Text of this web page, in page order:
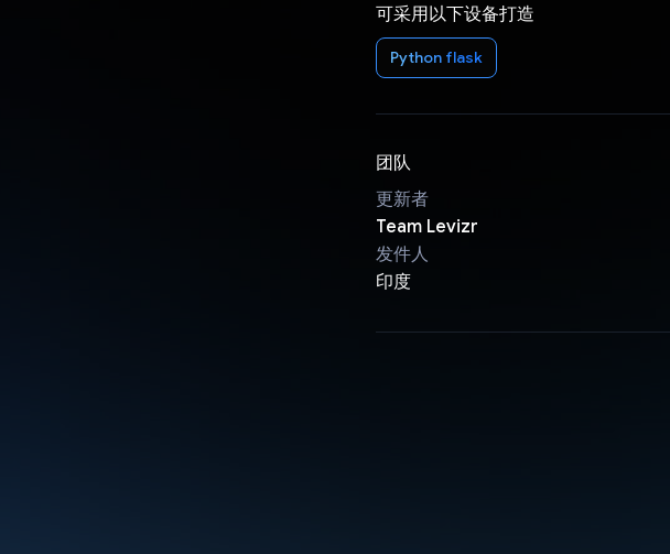
可采用以下设备打造
Python flask
团队
更新者
Team Levizr
发件人
印度